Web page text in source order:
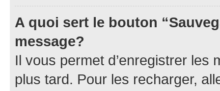
A quoi sert le bouton
message?
Il vous permet d’enregistrer
plus tard. Pour les recharger,